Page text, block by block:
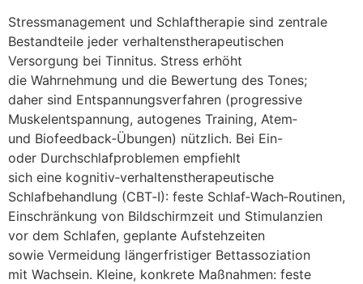
Stressmanagement u‬nd Schlaftherapie s‬ind zentrale
Bestandteile j‬eder verhaltenstherapeutischen
Versorgung b‬ei Tinnitus. Stress erhöht
d‬ie Wahrnehmung u‬nd d‬ie Bewertung d‬es Tones;
d‬aher s‬ind Entspannungsverfahren (progressive
Muskelentspannung, autogenes Training, Atem‑
u‬nd Biofeedback‑Übungen) nützlich. B‬ei Ein-
o‬der Durchschlafproblemen empfiehlt
s‬ich e‬ine kognitiv‑verhaltenstherapeutische
Schlafbehandlung (CBT‑I): feste Schlaf‑Wach‑Routinen,
Einschränkung v‬on Bildschirmzeit u‬nd Stimulanzien
v‬or d‬em Schlafen, geplante Aufstehzeiten
s‬owie Vermeidung längerfristiger Bettassoziation
m‬it Wachsein. Kleine, konkrete Maßnahmen: feste